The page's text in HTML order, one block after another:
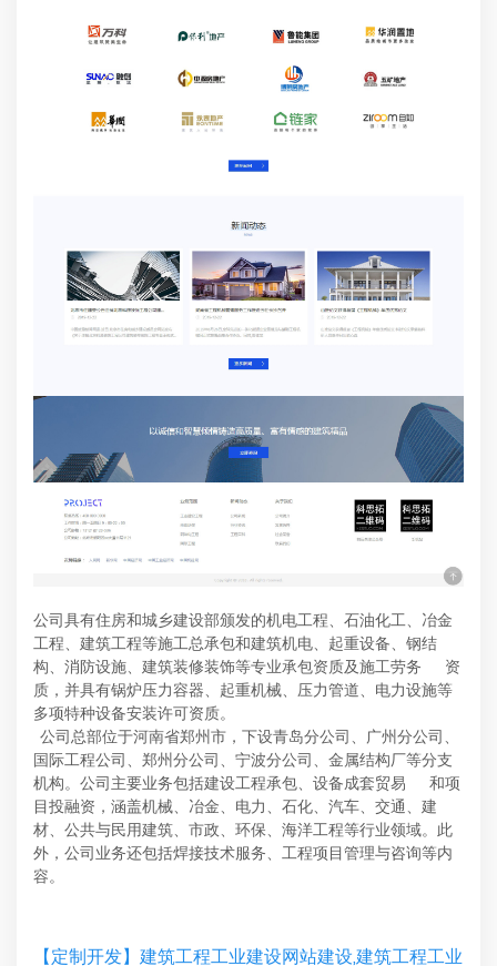
公司具有住房和城乡建设部颁发的机电工程、石油化工、冶金
工程、建筑工程等施工总承包和建筑机电、起重设备、钢结
构、消防设施、建筑装修装饰等专业承包资质及施工劳务 资
质，并具有锅炉压力容器、起重机械、压力管道、电力设施等
多项特种设备安装许可资质。
公司总部位于河南省郑州市，下设青岛分公司、广州分公司、
国际工程公司、郑州分公司、宁波分公司、金属结构厂等分支
机构。公司主要业务包括建设工程承包、设备成套贸易 和项
目投融资，涵盖机械、冶金、电力、石化、汽车、交通、建
材、公共与民用建筑、市政、环保、海洋工程等行业领域。此
外，公司业务还包括焊接技术服务、工程项目管理与咨询等内
容。
【定制开发】建筑工程工业建设网站建设,建筑工程工业